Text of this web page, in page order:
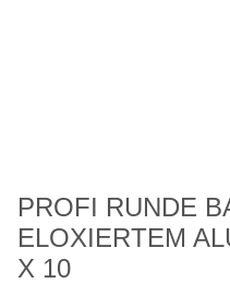
PROFI RUNDE
ELOXIERTEM
X 10